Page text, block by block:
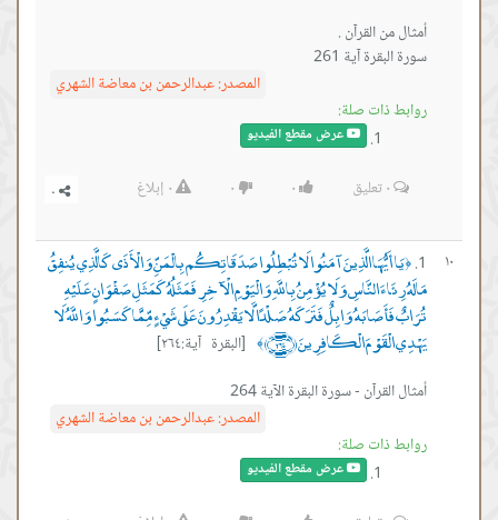
سورة البقرة آية 261
المصدر:عبدالرحمن بن معاضة الشهري
روابط ذات صلة:
عرض مقطع الفيديو
٠تعليق ٠ ٠ ٠ إبلاغ
١٠ ﴿يَا أَيُّهَا الَّذِينَ آمَنُوا لَا تُبْطِلُوا صَدَقَاتِكُم بِالْمَنِّ وَالْأَذَى كَالَّذِي يُنفِقُ
مَالَهُ رِئَاءَ النَّاسِ وَلَا يُؤْمِنُ بِاللَّهِ وَالْيَوْمِ الْآخِرِ فَمَثَلُهُ كَمَثَلِ صَفْوَانٍ عَلَيْهِ
تُرَابٌ فَأَصَابَهُ وَابِلٌ فَتَرَكَهُ صَلْدًا لَّا يَقْدِرُونَ عَلَى شَيْءٍ مِّمَّا كَسَبُوا وَاللَّهُ لَا
يَهْدِي الْقَوْمَ الْكَافِرِينَ ﴿٢٦٤﴾ ﴾
[البقرة آية:٢٦٤]
أمثال القرآن - سورة البقرة الآية 264
المصدر:عبدالرحمن بن معاضة الشهري
روابط ذات صلة:
عرض مقطع الفيديو